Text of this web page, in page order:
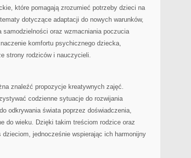
które pomagają zrozumieć potrzeby dzieci na
dotyczące adaptacji do nowych warunków,
samodzielności oraz wzmacniania poczucia
komfortu psychicznego dziecka,
strony rodziców i nauczycieli.
znaleźć propozycje kreatywnych zajęć.
codzienne sytuacje do rozwijania
odkrywania świata poprzez doświadczenia,
do wieku. Dzięki takim treściom rodzice oraz
jednocześnie wspierając ich harmonijny